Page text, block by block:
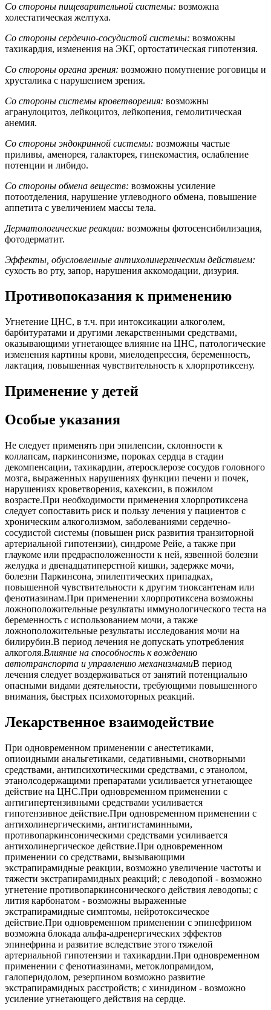
Со стороны пищеварительной системы: возможна
холестатическая желтуха.
Со стороны сердечно-сосудистой системы: возможны
тахикардия, изменения на ЭКГ, ортостатическая гипотензия.
Со стороны органа зрения: возможно помутнение роговицы и
хрусталика с нарушением зрения.
Со стороны системы кроветворения: возможны
агранулоцитоз, лейкоцитоз, лейкопения, гемолитическая
анемия.
Со стороны эндокринной системы: возможны частые
приливы, аменорея, галакторея, гинекомастия, ослабление
потенции и либидо.
Со стороны обмена веществ: возможны усиление
потоотделения, нарушение углеводного обмена, повышение
аппетита с увеличением массы тела.
Дерматологические реакции: возможны фотосенсибилизация,
фотодерматит.
Эффекты, обусловленные антихолинергическим действием:
сухость во рту, запор, нарушения аккомодации, дизурия.
Противопоказания к применению
Угнетение ЦНС, в т.ч. при интоксикации алкоголем,
барбитуратами и другими лекарственными средствами,
оказывающими угнетающее влияние на ЦНС, патологические
изменения картины крови, миелодепрессия, беременность,
лактация, повышенная чувствительность к хлорпротиксену.
Применение у детей
Особые указания
Не следует применять при эпилепсии, склонности к
коллапсам, паркинсонизме, пороках сердца в стадии
декомпенсации, тахикардии, атеросклерозе сосудов головного
мозга, выраженных нарушениях функции печени и почек,
нарушениях кроветворения, кахексии, в пожилом
возрасте.При необходимости применения хлорпротиксена
следует сопоставить риск и пользу лечения у пациентов с
хроническим алкоголизмом, заболеваниями сердечно-
сосудистой системы (повышен риск развития транзиторной
артериальной гипотензии), синдроме Рейе, а также при
глаукоме или предрасположенности к ней, язвенной болезни
желудка и двенадцатиперстной кишки, задержке мочи,
болезни Паркинсона, эпилептических припадках,
повышенной чувствительности к другим тиоксантенам или
фенотиазинам.При применении хлорпротиксена возможны
ложноположительные результаты иммунологического теста на
беременность с использованием мочи, а также
ложноположительные результаты исследования мочи на
билирубин.В период лечения не допускать употребления
алкоголя.Влияние на способность к вождению
автотранспорта и управлению механизмамиВ период
лечения следует воздерживаться от занятий потенциально
опасными видами деятельности, требующими повышенного
внимания, быстрых психомоторных реакций.
Лекарственное взаимодействие
При одновременном применении с анестетиками,
опиоидными анальгетиками, седативными, снотворными
средствами, антипсихотическими средствами, с этанолом,
этанолсодержащими препаратами усиливается угнетающее
действие на ЦНС.При одновременном применении с
антигипертензивными средствами усиливается
гипотензивное действие.При одновременном применении с
антихолинергическими, антигистаминными,
противопаркинсоническими средствами усиливается
антихолинергическое действие.При одновременном
применении со средствами, вызывающими
экстрапирамидные реакции, возможно увеличение частоты и
тяжести экстрапирамидных реакций; с леводопой - возможно
угнетение противопаркинсонического действия леводопы; с
лития карбонатом - возможны выраженные
экстрапирамидные симптомы, нейротоксическое
действие.При одновременном применении с эпинефрином
возможна блокада альфа-адренергических эффектов
эпинефрина и развитие вследствие этого тяжелой
артериальной гипотензии и тахикардии.При одновременном
применении с фенотиазинами, метоклопрамидом,
галоперидолом, резерпином возможно развитие
экстрапирамидных расстройств; с хинидином - возможно
усиление угнетающего действия на сердце.